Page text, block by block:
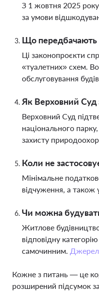
З 1 жовтня 2025
за умови
Що передбачають
Ці законопроєкти
«туалетних» схем.
обслуговування
Як Верховний Суд
Верховний Суд
національного
захисту
Коли не
Мінімальне
відчуження, а також
Чи можна
Житлове
відповідну
самочинним.
Кожне з питань — це
розширений підсумок